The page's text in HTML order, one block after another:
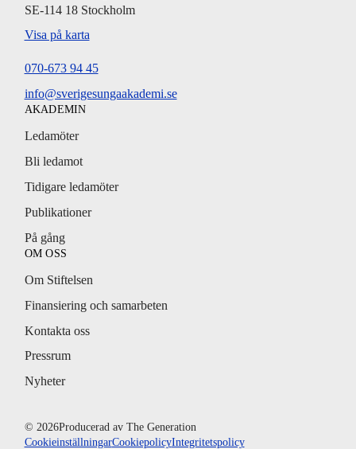
SE-114 18 Stockholm
Visa på karta
070-673 94 45
info@sverigesungaakademi.se
AKADEMIN
Ledamöter
Bli ledamot
Tidigare ledamöter
Publikationer
På gång
OM OSS
Om Stiftelsen
Finansiering och samarbeten
Kontakta oss
Pressrum
Nyheter
© 2026Producerad av The Generation
CookieinställningarCookiepolicyIntegritetspolicy